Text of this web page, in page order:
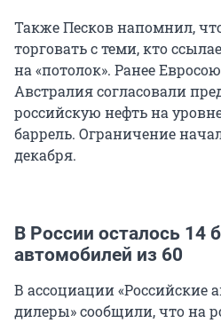
Также Песков напомнил,
торговать с теми, кто
на «потолок». Ранее
Австралия согласовали
российскую нефть на
баррель. Ограничение
декабря.
В России осталось 14
автомобилей из 60
В ассоциации «Российские
дилеры» сообщили, что на